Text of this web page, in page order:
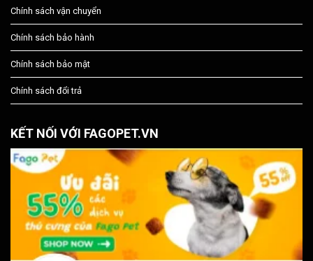
Chính sách vận chuyển
Chính sách bảo hành
Chính sách bảo mật
Chính sách đổi trả
KẾT NỐI VỚI FAGOPET.VN